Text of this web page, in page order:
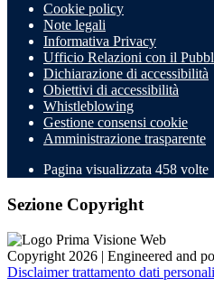
Cookie policy
Note legali
Informativa Privacy
Ufficio Relazioni con il
Dichiarazione di accessibilità
Obiettivi di accessibilità
Whistleblowing
Gestione consensi cookie
Amministrazione trasparente
Pagina visualizzata 458 volte
Sezione Copyright
Copyright 2026 | Engineered and
Disclaimer trattamento dati personali